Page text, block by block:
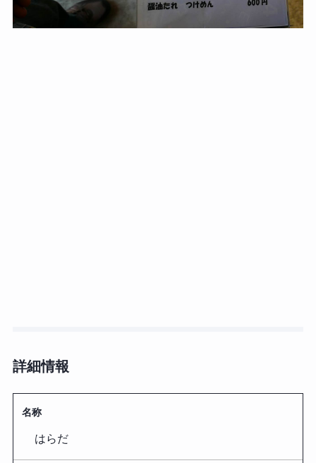
詳細情報
名称
はらだ